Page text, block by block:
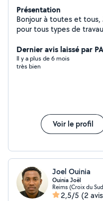
Présentation
Bonjour à toutes et
pour tous types de
etc...). Je fais aussi du
d'entretien et
Dernier avis laissé par
Il y a plus de 6 mois
très bien
Voir le profil
Joel Ouinia
Ouinia Joël
Reims (Croix du
2,5/5 (2